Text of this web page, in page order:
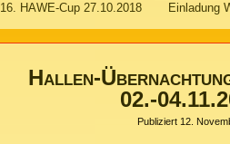
16. HAWE-Cup 27.10.2018 Einladung
Hallen-
02.-
Publiziert 12.